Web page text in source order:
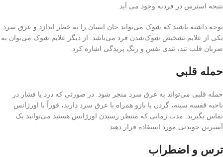
نتیجه استرس در فردبه وجود می آید.
توجه داشته باشید که شوک می‌تواند جان انسان را به خطر اندازد و عرق سرد
یکی از علایم تشخیص شوک‌شدن فرد می‌باشد. از دیگر علایم شوک می‌توان به
ضربان قلب تند، تندی نفس و رنگ پریدگی اشاره کرد.
حمله قلبی
حمله قلبی می‌تواند به عرق سرد منجر شود. در صورتی که درد یا فشار در
ناحیه قفسه سینه، گردن یا بازو همراه با عرق سرد دارید، فوراً با اورژانس
تماس بگیرید. مدت زمانی که منتظر رسیدن اورژانس هستید می‌توانید یک
آسپرین جویدنی مورد استفاده قرار دهید.
ترس و اضطراب